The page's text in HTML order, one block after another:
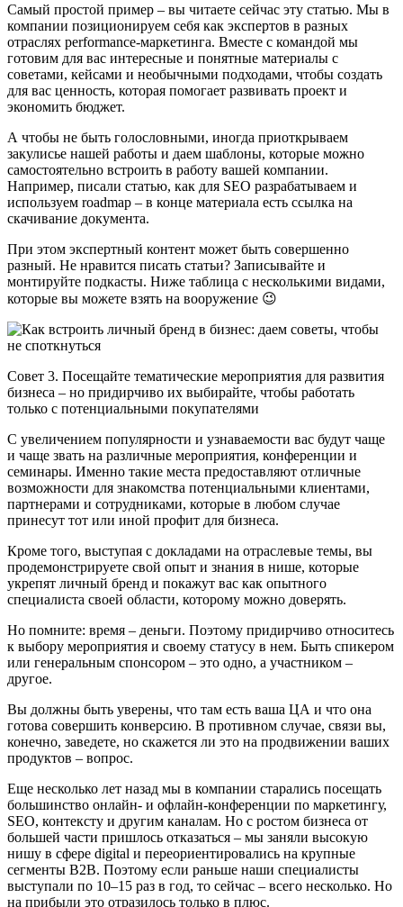
Самый простой пример – вы читаете сейчас эту статью. Мы в
компании позиционируем себя как экспертов в разных
отраслях performance-маркетинга. Вместе с командой мы
готовим для вас интересные и понятные материалы с
советами, кейсами и необычными подходами, чтобы создать
для вас ценность, которая помогает развивать проект и
экономить бюджет.
А чтобы не быть голословными, иногда приоткрываем
закулисье нашей работы и даем шаблоны, которые можно
самостоятельно встроить в работу вашей компании.
Например, писали статью, как для SEO разрабатываем и
используем roadmap – в конце материала есть ссылка на
скачивание документа.
При этом экспертный контент может быть совершенно
разный. Не нравится писать статьи? Записывайте и
монтируйте подкасты. Ниже таблица с несколькими видами,
которые вы можете взять на вооружение 😉
Совет 3. Посещайте тематические мероприятия для развития
бизнеса – но придирчиво их выбирайте, чтобы работать
только с потенциальными покупателями
С увеличением популярности и узнаваемости вас будут чаще
и чаще звать на различные мероприятия, конференции и
семинары. Именно такие места предоставляют отличные
возможности для знакомства потенциальными клиентами,
партнерами и сотрудниками, которые в любом случае
принесут тот или иной профит для бизнеса.
Кроме того, выступая с докладами на отраслевые темы, вы
продемонстрируете свой опыт и знания в нише, которые
укрепят личный бренд и покажут вас как опытного
специалиста своей области, которому можно доверять.
Но помните: время – деньги. Поэтому придирчиво относитесь
к выбору мероприятия и своему статусу в нем. Быть спикером
или генеральным спонсором – это одно, а участником –
другое.
Вы должны быть уверены, что там есть ваша ЦА и что она
готова совершить конверсию. В противном случае, связи вы,
конечно, заведете, но скажется ли это на продвижении ваших
продуктов – вопрос.
Еще несколько лет назад мы в компании старались посещать
большинство онлайн- и офлайн-конференции по маркетингу,
SEO, контексту и другим каналам. Но с ростом бизнеса от
большей части пришлось отказаться – мы заняли высокую
нишу в сфере digital и переориентировались на крупные
сегменты B2B. Поэтому если раньше наши специалисты
выступали по 10–15 раз в год, то сейчас – всего несколько. Но
на прибыли это отразилось только в плюс.